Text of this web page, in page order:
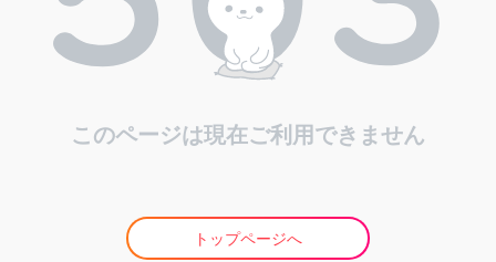
このページは現在ご利用できません